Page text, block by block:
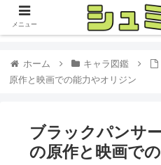
ホーム キャラ図鑑
原作と映画での能力やオリジン
ブラックパンサ
の原作と映画で
メニュー